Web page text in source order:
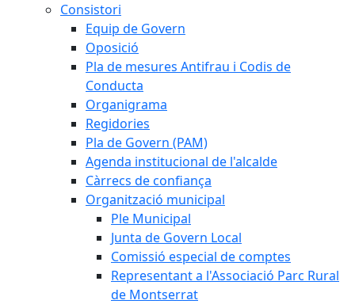
Consistori
Equip de Govern
Oposició
Pla de mesures Antifrau i Codis de
Conducta
Organigrama
Regidories
Pla de Govern (PAM)
Agenda institucional de l'alcalde
Càrrecs de confiança
Organització municipal
Ple Municipal
Junta de Govern Local
Comissió especial de comptes
Representant a l'Associació Parc Rural
de Montserrat